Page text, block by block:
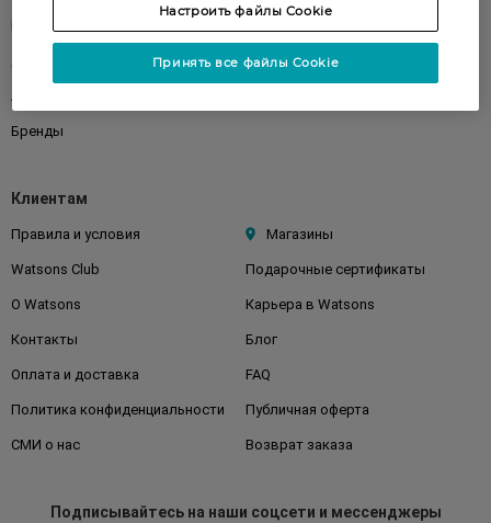
Волосы
Аксессуары
Бренды
Клиентам
Правила и условия Магазины
Watsons Club Подарочные сертификаты
О Watsons Карьера в Watsons
Контакты Блог
Оплата и доставка FAQ
Политика конфиденциальности Публичная оферта
СМИ о нас Возврат заказа
Подписывайтесьна наши соцсети и мессенджеры
Настроить файлы Cookie
Принять все файлы Cookie